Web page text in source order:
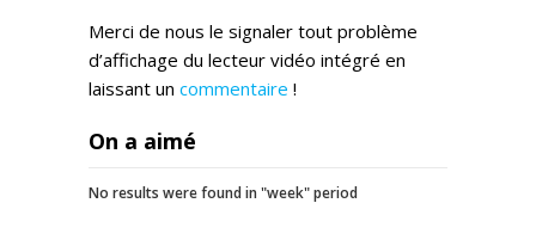
Merci de nous le signaler tout problème
d’affichage du lecteur vidéo intégré en
laissant un commentaire !
On a aimé
No results were found in "week" period